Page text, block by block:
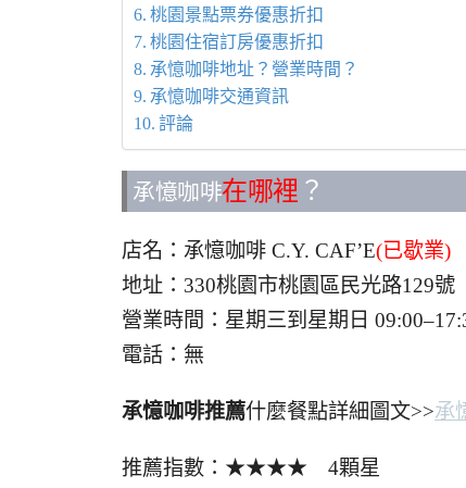
桃園景點票券優惠折扣
桃園住宿訂房優惠折扣
承憶咖啡地址？營業時間？
承憶咖啡交通資訊
評論
承憶咖啡在哪裡 ？
店名：承憶咖啡 C.Y. CAF’E(已歇業)
地址：330桃園市桃園區民光路129號
營業時間：星期三到星期日
電話：無
承憶咖啡推薦什麼餐點詳細圖文>>承
推薦指數：★★★★ 4顆星